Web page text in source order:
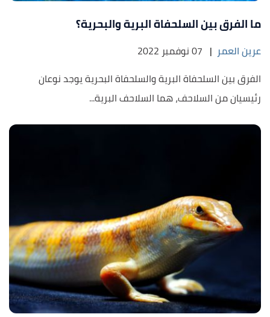
ما الفرق بين السلحفاة البرية والبحرية؟
عرين العمر | 07 نوفمبر 2022
الفرق بين السلحفاة البرية والسلحفاة البحرية يوجد نوعان
رئيسيان من السلاحف، هما السلاحف البرية...